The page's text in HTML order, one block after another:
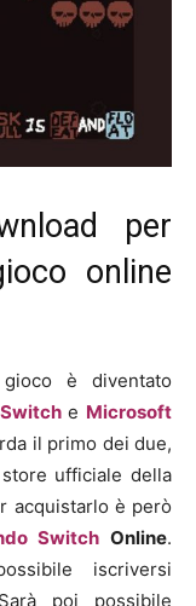
per
online
è diventato
e Microsoft
il primo dei due,
ufficiale della
acquistarlo è però
Switch Online.
iscriversi
poi possibile